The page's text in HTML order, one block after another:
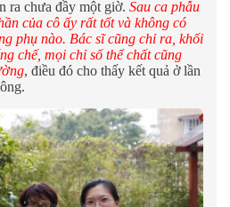
ra chưa đầy một giờ. Sau ca phẫu
của cô ấy rất tốt và không có
phụ nào. Bác sĩ cũng chỉ ra, khối
chế, mọi chỉ số thể chất cũng
, điều đó cho thấy kết quả ở lần